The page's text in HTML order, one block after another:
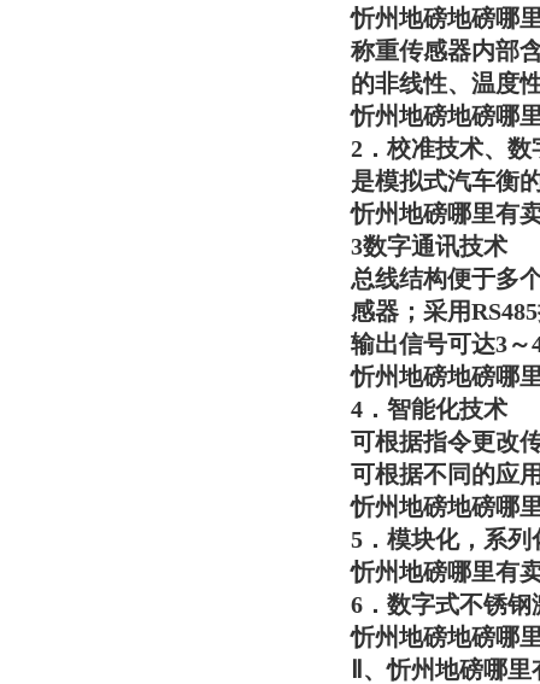
忻州地磅地磅哪
称重传感器内部
的非线性、温度
忻州地磅地磅哪
2．校准技术、
是模拟式汽车衡
忻州地磅哪里有
3数字通讯技术
总线结构便于多
感器；采用
输出信号可达3
忻州地磅地磅哪
4．智能化技术
可根据指令更改
可根据不同的应
忻州地磅地磅哪
5．模块化，系
忻州地磅哪里有
6．数字式不锈
忻州地磅地磅哪
Ⅱ、忻州地磅哪里